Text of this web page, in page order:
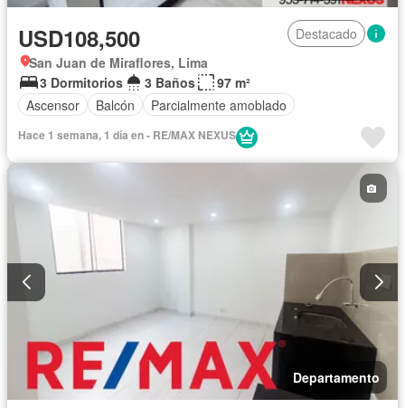
USD108,500
Destacado
San Juan de Miraflores, Lima
3 Dormitorios
3 Baños
97 m²
Ascensor
Balcón Parcialmente amoblado
Hace 1 semana, 1 día en - RE/MAX NEXUS
Departamento